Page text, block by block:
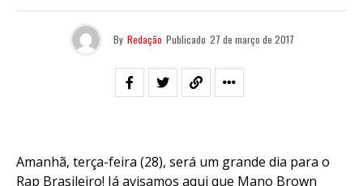
By Redação Publicado 27 de março de 2017
Amanhã, terça-feira (28), será um grande dia para o
Rap Brasileiro! Já avisamos aqui que Mano Brown